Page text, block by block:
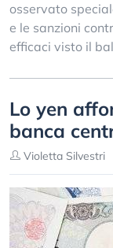
osservato
e le sanzioni
efficaci visto il
Lo yen
banca
Violetta Silvestri